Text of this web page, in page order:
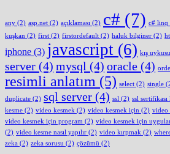
any (2) asp.net (2) açıklaması (2) c# (7) c# linq
kuşkan (2) first (2) firstordefault (2) haluk bilginer (2)
iphone (3) javascript (6) kış uykusu
server (4) mysql (4) oracle (4)
resimli anlatım (5) select (2) single
duplicate (2) sql server (4) ssl (2) ssl
kesme (2) video kesmek (2) video kesmek için (2) video
video kesmek için program (2) video kesmek için
(2) video kesme nasıl yapılır (2) video kırpmak (2)
zeka (2) zeka sorusu (2) çözümü (2)